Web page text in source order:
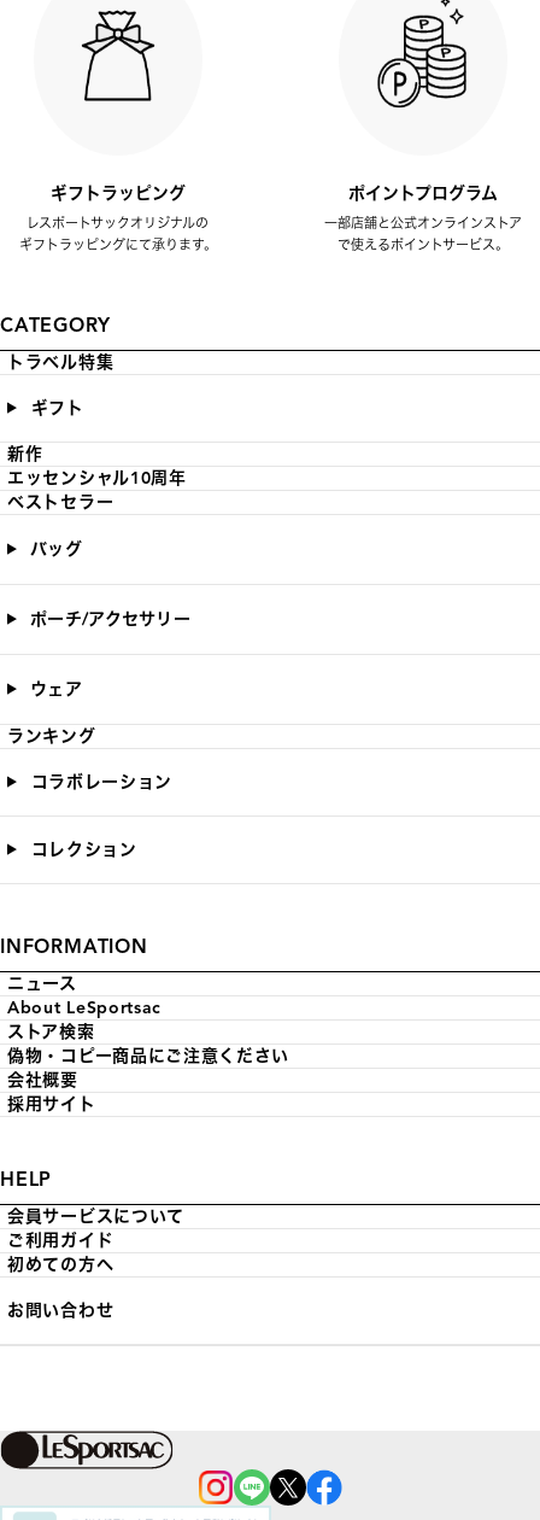
ギフトラッピング
レスポートサックオリジナルの
ギフトラッピングにて承ります。
ポイントプログラム
一部店舗と公式オンラインストア
で使えるポイントサービス。
CATEGORY
トラベル特集
ギフト
新作
エッセンシャル10周年
ベストセラー
バッグ
ポーチ/アクセサリー
ウェア
ランキング
コラボレーション
コレクション
INFORMATION
ニュース
About LeSportsac
ストア検索
偽物・コピー商品にご注意ください
会社概要
採用サイト
HELP
会員サービスについて
ご利用ガイド
初めての方へ
お問い合わせ